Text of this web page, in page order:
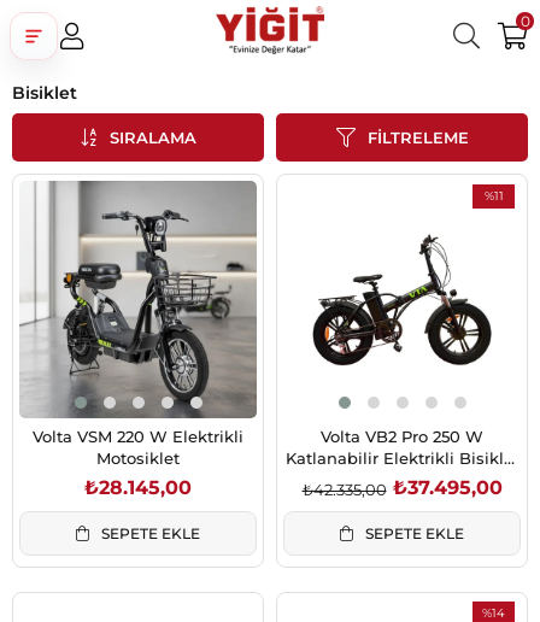
0
Google İle Bağlan
Bisiklet
FILTRELEME
SIRALAMA
Volta VSM 220 W Elektrikli
Motosiklet
₺28.145,00
SEPETE EKLE
%11
Volta VB2 Pro 250 W
Katlanabilir Elektrikli Bisiklet
48V 13,5Ah
₺37.495,00
₺42.335,00
SEPETE EKLE
%14